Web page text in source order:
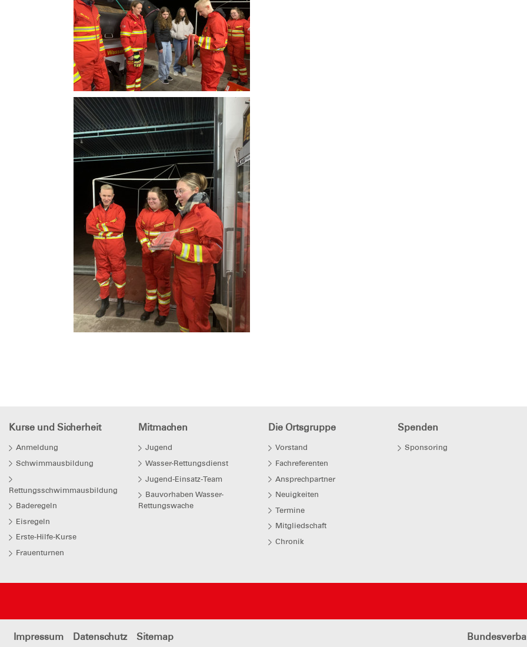
Kurse und Sicherheit
Anmeldung
Schwimmausbildung
Rettungsschwimmausbildung
Baderegeln
Eisregeln
Erste-Hilfe-Kurse
Frauenturnen
Mitmachen
Jugend
Wasser-Rettungsdienst
Jugend-Einsatz-Team
Bauvorhaben Wasser-
Rettungswache
Die Ortsgruppe
Vorstand
Fachreferenten
Ansprechpartner
Neuigkeiten
Termine
Mitgliedschaft
Chronik
Spenden
Sponsoring
Impressum Datenschutz Sitemap